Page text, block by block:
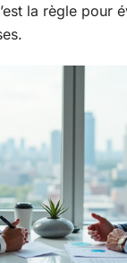
la règle pour